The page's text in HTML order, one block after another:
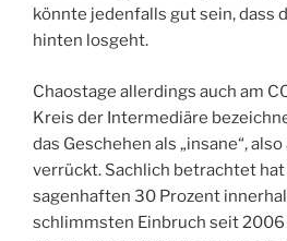
könnte jedenfalls gut sein, dass
hinten losgeht.
Chaostage allerdings auch am
Kreis der Intermediäre
das Geschehen als „insane“,
verrückt. Sachlich betrachtet
sagenhaften 30 Prozent
schlimmsten Einbruch seit